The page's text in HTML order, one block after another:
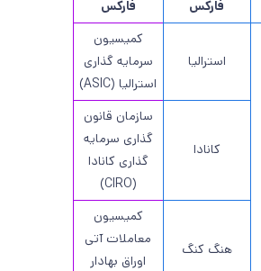
فارکس
فارکس
استرالیا
کمیسیون
سرمایه گذاری
استرالیا (ASIC)
کانادا
سازمان قانون
گذاری سرمایه
گذاری کانادا
(CIRO)
هنگ کنگ
کمیسیون
معاملات آتی
اوراق بهادار